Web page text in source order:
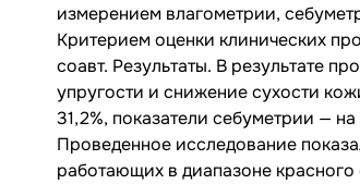
измерением влагометрии,
Критерием оценки клинических
соавт. Результаты. В результате
упругости и снижение сухости
31,2%, показатели себуметрии —
Проведенное исследование
работающих в диапазоне